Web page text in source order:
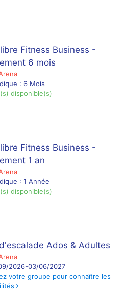
Fitness Business -
6 mois
: 6 Mois
disponible(s)
Fitness Business -
1 an
: 1 Année
disponible(s)
Ados & Adultes
2026-03/06/2027
votre groupe pour connaître les